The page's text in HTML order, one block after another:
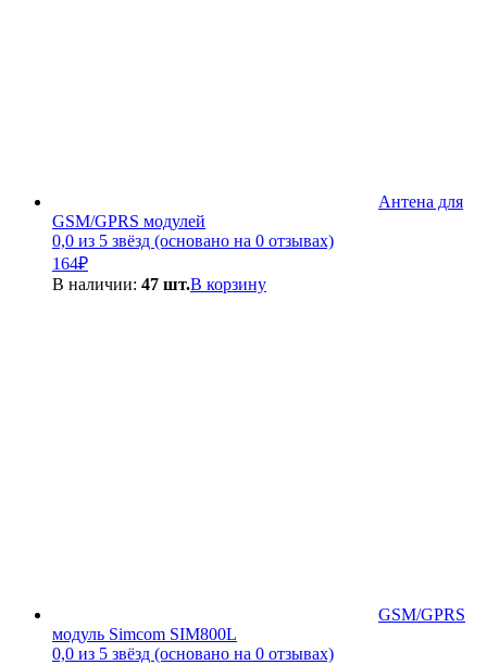
Антена для
GSM/GPRS модулей
0,0 из 5 звёзд (основано на 0 отзывах)
164₽
В наличии: 47 шт.В корзину
GSM/GPRS
модуль Simcom SIM800L
0,0 из 5 звёзд (основано на 0 отзывах)